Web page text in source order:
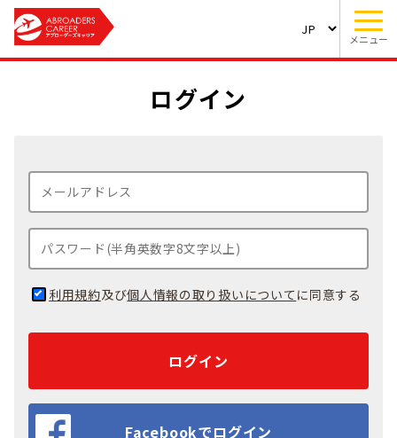
メニュー
ログイン
利用規約及び個人情報の取り扱いについて に同意する
ログイン
Facebookでログイン